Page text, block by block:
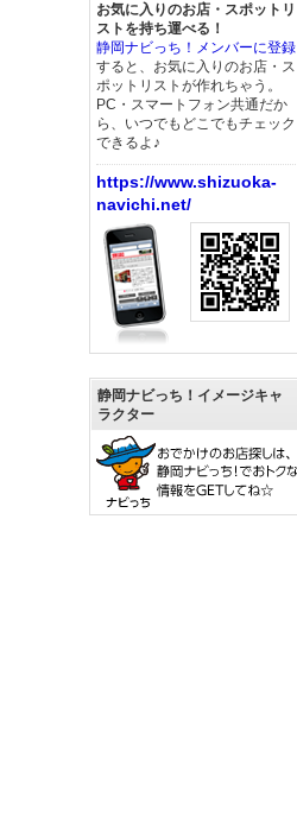
お気に入りのお店・スポットリ
ストを持ち運べる！
静岡ナビっち！メンバーに登録
すると、お気に入りのお店・ス
ポットリストが作れちゃう。
PC・スマートフォン共通だか
ら、いつでもどこでもチェック
できるよ♪
https://www.shizuoka-
navichi.net/
静岡ナビっち！イメージキャ
ラクター